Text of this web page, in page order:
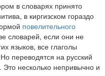
в словарях принято
в киргизском гораздо
повелительного
словарей, если они не
языков, все глаголы
переводятся на русский
несколько непривычно и